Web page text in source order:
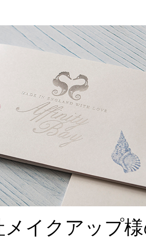
メイクアップ